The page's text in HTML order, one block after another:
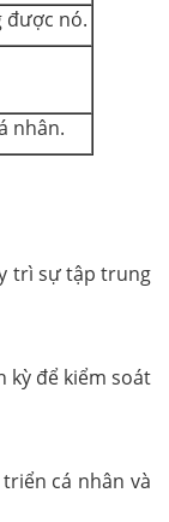
được nó.
nhân.
trì sự tập trung
kỳ để kiểm soát
cá nhân và